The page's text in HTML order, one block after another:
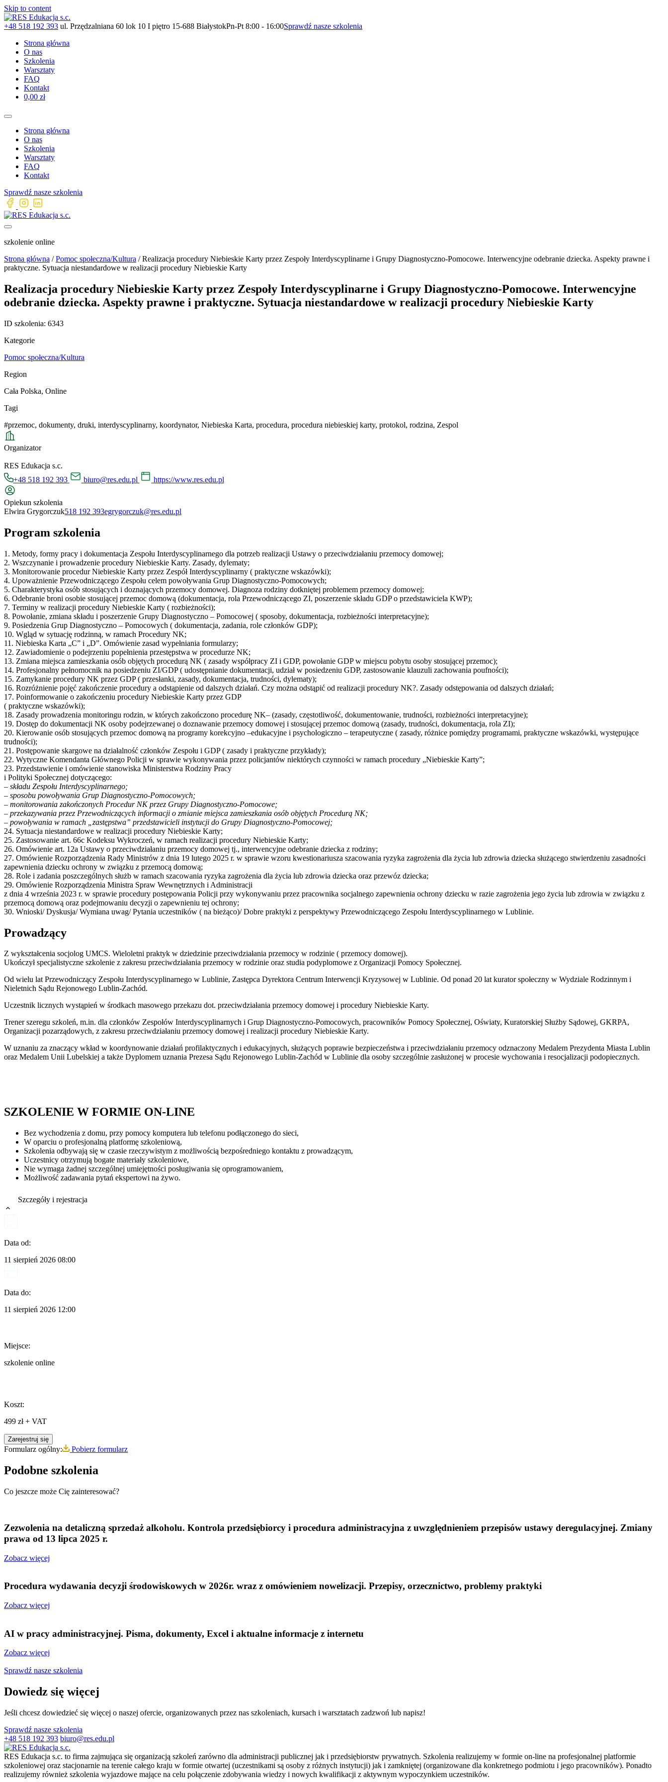
Skip to content
+48 518 192 393 ul. Przędzalniana 60 lok 10 I piętro 15-688 BiałystokPn-Pt 8:00 - 16:00Sprawdź nasze szkolenia
Strona główna
O nas
Szkolenia
Warsztaty
FAQ
Kontakt
0,00 zł
Strona główna
O nas
Szkolenia
Warsztaty
FAQ
Kontakt
Sprawdź nasze szkolenia
szkolenie online
Strona główna /Pomoc społeczna/Kultura /Realizacja procedury Niebieskie Karty przez Zespoły Interdyscyplinarne i Grupy Diagnostyczno-Pomocowe. Interwencyjne odebranie dziecka. Aspekty prawne i
praktyczne. Sytuacja niestandardowe w realizacji procedury Niebieskie Karty
Realizacja procedury Niebieskie Karty przez Zespoły Interdyscyplinarne i Grupy Diagnostyczno-Pomocowe. Interwencyjne
odebranie dziecka. Aspekty prawne i praktyczne. Sytuacja niestandardowe w realizacji procedury Niebieskie Karty
ID szkolenia: 6343
Kategorie
Pomoc społeczna/Kultura
Region
Cała Polska, Online
Tagi
#przemoc, dokumenty, druki, interdyscyplinarny, koordynator, Niebieska Karta, procedura, procedura niebieskiej karty, protokol, rodzina, Zespol
Organizator
RES Edukacja s.c.
+48 518 192 393
biuro@res.edu.pl https://www.res.edu.pl
Opiekun szkolenia
Elwira Grygorczuk518 192 393egrygorczuk@res.edu.pl
Program szkolenia
1. Metody, formy pracy i dokumentacja Zespołu Interdyscyplinarnego dla potrzeb realizacji Ustawy o przeciwdziałaniu przemocy domowej;
2. Wszczynanie i prowadzenie procedury Niebieskie Karty. Zasady, dylematy;
3. Monitorowanie procedur Niebieskie Karty przez Zespół Interdyscyplinarny ( praktyczne wskazówki);
4. Upoważnienie Przewodniczącego Zespołu celem powoływania Grup Diagnostyczno-Pomocowych;
5. Charakterystyka osób stosujących i doznających przemocy domowej. Diagnoza rodziny dotkniętej problemem przemocy domowej;
6. Odebranie broni osobie stosującej przemoc domową (dokumentacja, rola Przewodniczącego ZI, poszerzenie składu GDP o przedstawiciela KWP);
7. Terminy w realizacji procedury Niebieskie Karty ( rozbieżności);
8. Powołanie, zmiana składu i poszerzenie Grupy Diagnostyczno – Pomocowej ( sposoby, dokumentacja, rozbieżności interpretacyjne);
9. Posiedzenia Grup Diagnostyczno – Pomocowych ( dokumentacja, zadania, role członków GDP);
10. Wgląd w sytuację rodzinną, w ramach Procedury NK;
11. Niebieska Karta „C” i „D”. Omówienie zasad wypełniania formularzy;
12. Zawiadomienie o podejrzeniu popełnienia przestępstwa w procedurze NK;
13. Zmiana miejsca zamieszkania osób objętych procedurą NK ( zasady współpracy ZI i GDP, powołanie GDP w miejscu pobytu osoby stosującej przemoc);
14. Profesjonalny pełnomocnik na posiedzeniu ZI/GDP ( udostępnianie dokumentacji, udział w posiedzeniu GDP, zastosowanie klauzuli zachowania poufności);
15. Zamykanie procedury NK przez GDP ( przesłanki, zasady, dokumentacja, trudności, dylematy);
16. Rozróżnienie pojęć zakończenie procedury a odstąpienie od dalszych działań. Czy można odstąpić od realizacji procedury NK?. Zasady odstępowania od dalszych działań;
17. Poinformowanie o zakończeniu procedury Niebieskie Karty przez GDP
( praktyczne wskazówki);
18. Zasady prowadzenia monitoringu rodzin, w których zakończono procedurę NK– (zasady, częstotliwość, dokumentowanie, trudności, rozbieżności interpretacyjne);
19. Dostęp do dokumentacji NK osoby podejrzewanej o doznawanie przemocy domowej i stosującej przemoc domową (zasady, trudności, dokumentacja, rola ZI);
20. Kierowanie osób stosujących przemoc domową na programy korekcyjno –edukacyjne i psychologiczno – terapeutyczne ( zasady, różnice pomiędzy programami, praktyczne wskazówki, występujące
trudności);
21. Postępowanie skargowe na działalność członków Zespołu i GDP ( zasady i praktyczne przykłady);
22. Wytyczne Komendanta Głównego Policji w sprawie wykonywania przez policjantów niektórych czynności w ramach procedury „Niebieskie Karty”;
23. Przedstawienie i omówienie stanowiska Ministerstwa Rodziny Pracy
i Polityki Społecznej dotyczącego:
– składu Zespołu Interdyscyplinarnego;
– sposobu powoływania Grup Diagnostyczno-Pomocowych;
– monitorowania zakończonych Procedur NK przez Grupy Diagnostyczno-Pomocowe;
– przekazywania przez Przewodniczących informacji o zmianie miejsca zamieszkania osób objętych Procedurą NK;
– powoływania w ramach „zastępstwa” przedstawicieli instytucji do Grupy Diagnostyczno-Pomocowej;
24. Sytuacja niestandardowe w realizacji procedury Niebieskie Karty;
25. Zastosowanie art. 66c Kodeksu Wykroczeń, w ramach realizacji procedury Niebieskie Karty;
26. Omówienie art. 12a Ustawy o przeciwdziałaniu przemocy domowej tj., interwencyjne odebranie dziecka z rodziny;
27. Omówienie Rozporządzenia Rady Ministrów z dnia 19 lutego 2025 r. w sprawie wzoru kwestionariusza szacowania ryzyka zagrożenia dla życia lub zdrowia dziecka służącego stwierdzeniu zasadności
zapewnienia dziecku ochrony w związku z przemocą domową;
28. Role i zadania poszczególnych służb w ramach szacowania ryzyka zagrożenia dla życia lub zdrowia dziecka oraz przewóz dziecka;
29. Omówienie Rozporządzenia Ministra Spraw Wewnętrznych i Administracji
z dnia 4 września 2023 r. w sprawie procedury postępowania Policji przy wykonywaniu przez pracownika socjalnego zapewnienia ochrony dziecku w razie zagrożenia jego życia lub zdrowia w związku z
przemocą domową oraz podejmowaniu decyzji o zapewnieniu tej ochrony;
30. Wnioski/ Dyskusja/ Wymiana uwag/ Pytania uczestników ( na bieżąco)/ Dobre praktyki z perspektywy Przewodniczącego Zespołu Interdyscyplinarnego w Lublinie.
Prowadzący
Z wykształcenia socjolog UMCS. Wieloletni praktyk w dziedzinie przeciwdziałania przemocy w rodzinie ( przemocy domowej).
Ukończył specjalistyczne szkolenie z zakresu przeciwdziałania przemocy w rodzinie oraz studia podyplomowe z Organizacji Pomocy Społecznej.
Od wielu lat Przewodniczący Zespołu Interdyscyplinarnego w Lublinie, Zastępca Dyrektora Centrum Interwencji Kryzysowej w Lublinie. Od ponad 20 lat kurator społeczny w Wydziale Rodzinnym i
Nieletnich Sądu Rejonowego Lublin-Zachód.
Uczestnik licznych wystąpień w środkach masowego przekazu dot. przeciwdziałania przemocy domowej i procedury Niebieskie Karty.
Trener szeregu szkoleń, m.in. dla członków Zespołów Interdyscyplinarnych i Grup Diagnostyczno-Pomocowych, pracowników Pomocy Społecznej, Oświaty, Kuratorskiej Służby Sądowej, GKRPA,
Organizacji pozarządowych, z zakresu przeciwdziałaniu przemocy domowej i realizacji procedury Niebieskie Karty.
W uznaniu za znaczący wkład w koordynowanie działań profilaktycznych i edukacyjnych, służących poprawie bezpieczeństwa i przeciwdziałaniu przemocy odznaczony Medalem Prezydenta Miasta Lublin
oraz Medalem Unii Lubelskiej a także Dyplomem uznania Prezesa Sądu Rejonowego Lublin-Zachód w Lublinie dla osoby szczególnie zasłużonej w procesie wychowania i resocjalizacji podopiecznych.
SZKOLENIE W FORMIE ON-LINE
Bez wychodzenia z domu, przy pomocy komputera lub telefonu podłączonego do sieci,
W oparciu o profesjonalną platformę szkoleniową,
Szkolenia odbywają się w czasie rzeczywistym z możliwością bezpośredniego kontaktu z prowadzącym,
Uczestnicy otrzymują bogate materiały szkoleniowe,
Nie wymaga żadnej szczególnej umiejętności posługiwania się oprogramowaniem,
Możliwość zadawania pytań ekspertowi na żywo.
Szczegóły i rejestracja
Data od:
11 sierpień 2026 08:00
Data do:
11 sierpień 2026 12:00
Miejsce:
szkolenie online
Koszt:
499 zł + VAT
Zarejestruj się
Formularz ogólny: Pobierz formularz
Podobne szkolenia
Co jeszcze może Cię zainteresować?
Zezwolenia na detaliczną sprzedaż alkoholu. Kontrola przedsiębiorcy i procedura administracyjna z uwzględnieniem przepisów ustawy deregulacyjnej. Zmiany
prawa od 13 lipca 2025 r.
Zobacz więcej
Procedura wydawania decyzji środowiskowych w 2026r. wraz z omówieniem nowelizacji. Przepisy, orzecznictwo, problemy praktyki
Zobacz więcej
AI w pracy administracyjnej. Pisma, dokumenty, Excel i aktualne informacje z internetu
Zobacz więcej
Sprawdź nasze szkolenia
Dowiedz się więcej
Jeśli chcesz dowiedzieć się więcej o naszej ofercie, organizowanych przez nas szkoleniach, kursach i warsztatach zadzwoń lub napisz!
Sprawdź nasze szkolenia
+48 518 192 393 biuro@res.edu.pl
RES Edukacja s.c. to firma zajmująca się organizacją szkoleń zarówno dla administracji publicznej jak i przedsiębiorstw prywatnych. Szkolenia realizujemy w formie on-line na profesjonalnej platformie
szkoleniowej oraz stacjonarnie na terenie całego kraju w formie otwartej (uczestnikami są osoby z różnych instytucji) jak i zamkniętej (organizowane dla konkretnego podmiotu i jego pracowników). Ponadto
realizujemy również szkolenia wyjazdowe mające na celu połączenie zdobywania wiedzy i nowych kwalifikacji z aktywnym wypoczynkiem uczestników.